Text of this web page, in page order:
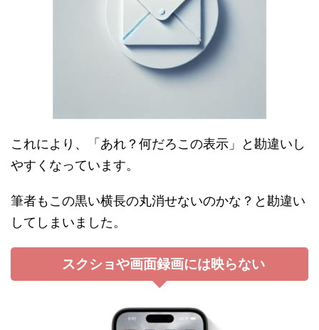
これにより、「あれ？何だろこの表示」と勘違いし
やすくなっています。
筆者もこの黒い横長の丸消せないのかな？と勘違い
してしまいました。
スクショや画面録画には映らない